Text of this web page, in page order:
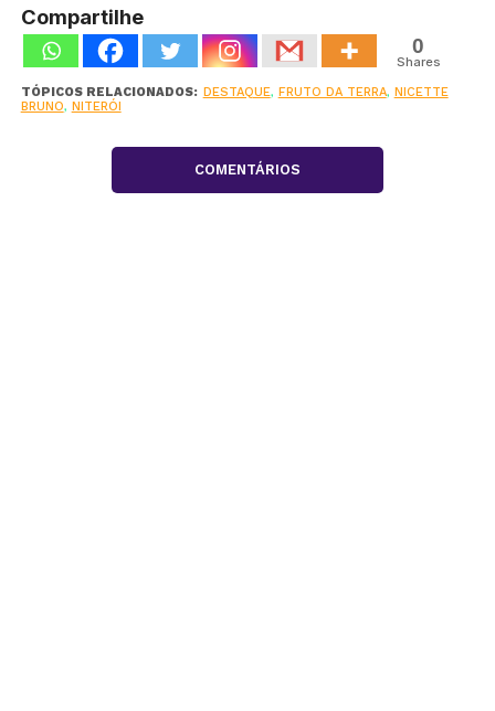
Compartilhe
0
Shares
TÓPICOS RELACIONADOS: DESTAQUE, FRUTO DA TERRA, NICETTE
BRUNO, NITERÓI
COMENTÁRIOS